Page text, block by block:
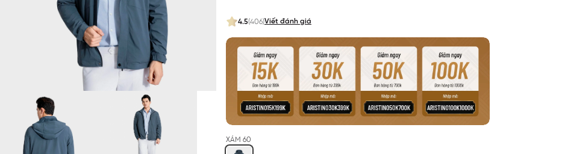
4.5(406)Viết đánh giá
XÁM 60